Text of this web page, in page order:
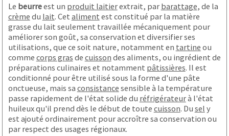
Le beurreest un produit laitierextrait, par barattage, de la
crème du lait. Cet aliment est constitué par la matière
grasse du lait seulement travaillée mécaniquement pour
améliorer son goût, sa conservation et diversifier ses
utilisations, que ce soit nature, notamment en tartine ou
comme corps gras de cuisson des aliments, ou ingrédient de
préparations culinaires et notamment pâtissières. Il est
conditionné pour être utilisé sous la forme d'une pâte
onctueuse, mais sa consistance sensible à la température
passe rapidement de l'état solide du réfrigérateurà l'état
huileux qu'il prend dès le début de toute cuisson. Du sel y
est ajouté ordinairement pour accroître sa conservation ou
par respect des usages régionaux.